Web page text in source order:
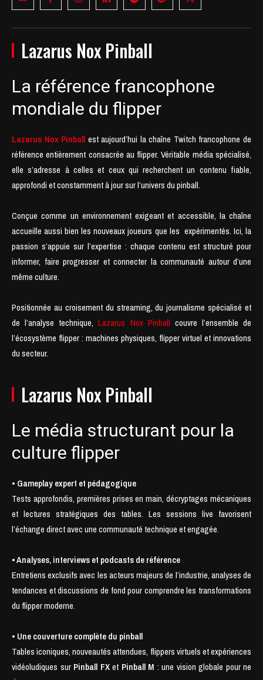
Lazarus Nox Pinball
La référence francophone
mondiale du flipper
Lazarus Nox Pinball est aujourd’hui la chaîne Twitch francophone de
référence entièrement consacrée au flipper. Véritable média spécialisé,
elle s’adresse à celles et ceux qui recherchent un contenu fiable,
approfondi et constamment à jour sur l’univers du pinball.
Conçue comme un environnement exigeant et accessible, la chaîne
accueille aussi bien les nouveaux joueurs que les expérimentés. Ici, la
passion s’appuie sur l’expertise : chaque contenu est structuré pour
informer, faire progresser et connecter la communauté autour d’une
même culture.
Positionnée au croisement du streaming, du journalisme spécialisé et
de l’analyse technique,Lazarus Nox Pinball couvre l’ensemble de
l’écosystème flipper : machines physiques, flipper virtuel et innovations
du secteur.
Lazarus Nox Pinball
Le média structurant pour la
culture flipper
• Gameplay expert et pédagogique
Tests approfondis, premières prises en main, décryptages mécaniques
et lectures stratégiques des tables. Les sessions live favorisent
l’échange direct avec une communauté technique et engagée.
• Analyses, interviews et podcasts de référence
Entretiens exclusifs avec les acteurs majeurs de l’industrie, analyses de
tendances et discussions de fond pour comprendre les transformations
du flipper moderne.
• Une couverture complète du pinball
Tables iconiques, nouveautés attendues, flippers virtuels et expériences
vidéoludiques sur Pinball FXet Pinball M : une vision globale pour ne